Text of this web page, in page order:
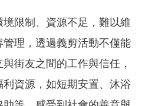
限制、資源不足，難以維
理，透過義剪活動不僅能
街友之間的工作與信任，
資源，如短期安置、沐浴